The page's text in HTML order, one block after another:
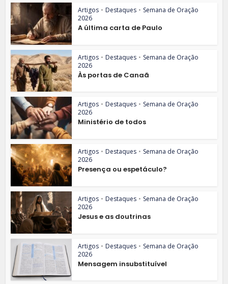
Artigos • Destaques • Semana de Oração
2026
A última carta de Paulo
Artigos • Destaques • Semana de Oração
2026
Às portas de Canaã
Artigos • Destaques • Semana de Oração
2026
Ministério de todos
Artigos • Destaques • Semana de Oração
2026
Presença ou espetáculo?
Artigos • Destaques • Semana de Oração
2026
Jesus e as doutrinas
Artigos • Destaques • Semana de Oração
2026
Mensagem insubstituível